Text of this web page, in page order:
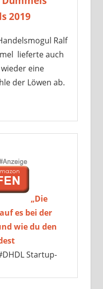
2019
Ralf
lieferte auch
eine
der Löwen ab.
„Die
es bei der
wie du den
Startup-